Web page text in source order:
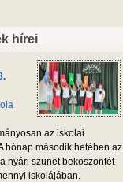
hírei
az iskolai
hónap második hetében az
nyári szünet beköszöntét
iskolájában.